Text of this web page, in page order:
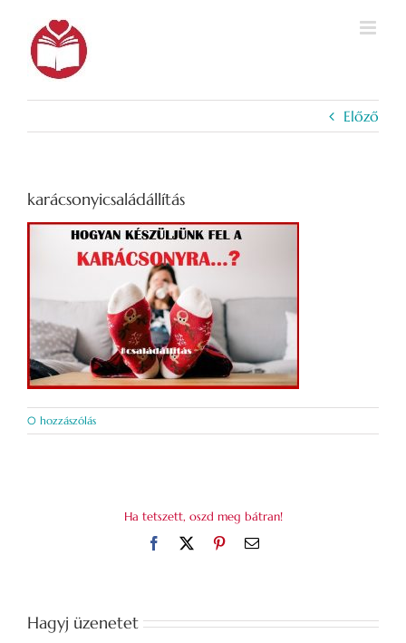
Előző
karácsonyicsaládállítás
0 hozzászólás
Ha tetszett, oszd meg bátran!
Facebook PinterestEmail:
Hagyj üzenetet